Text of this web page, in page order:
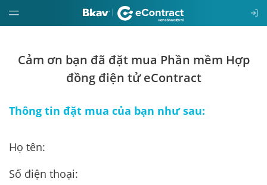
Giới
thiệu
dẫn
Đặt
Cảm ơn bạn đã đặt mua Phần mềm Hợp
đồng điện tử eContract
Thông tin đặt mua của bạn như sau:
Họ tên:
Số điện thoại: